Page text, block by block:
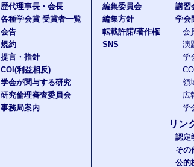
歴代理事長・会長
各種学会賞 受賞者一覧
会告
規約
提言・指針
COI(利益相反)
学会が関与する研究
研究倫理審査委員会
事務局案内
編集委員会
編集方針
転載許諾/著作権
SNS
講習
学会
会
演
学
領
広
学
リン
認定
その
公的